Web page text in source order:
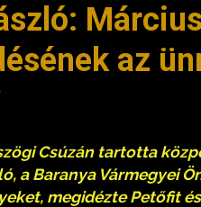
az
Csúzán tartotta
a Baranya Vármegyei
megidézte Petőfit